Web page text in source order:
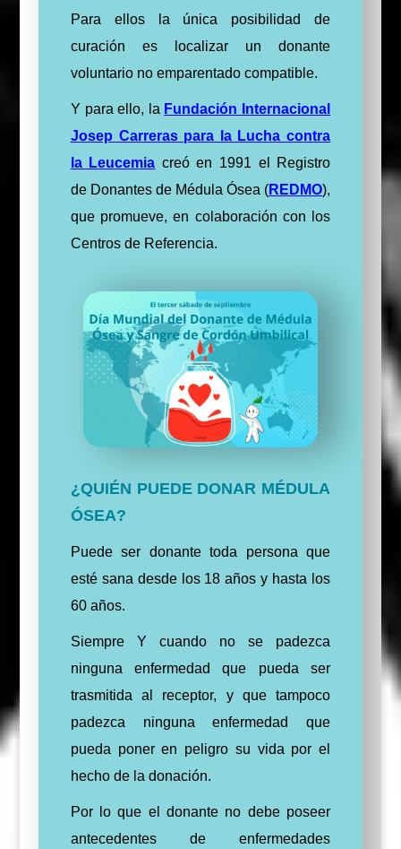
Para ellos la única posibilidad de
curación es localizar un donante
voluntario no emparentado compatible.
Y para ello, la Fundación Internacional
Josep Carreras para la Lucha contra
la Leucemia creó en 1991 el Registro
de Donantes de Médula Ósea (REDMO),
que promueve, en colaboración con los
Centros de Referencia.
¿QUIÉN PUEDE DONAR MÉDULA
ÓSEA?
Puede ser donante toda persona que
esté sana desde los 18 años y hasta los
60 años.
Siempre Y cuando no se padezca
ninguna enfermedad que pueda ser
trasmitida al receptor, y que tampoco
padezca ninguna enfermedad que
pueda poner en peligro su vida por el
hecho de la donación.
Por lo que el donante no debe poseer
antecedentes de enfermedades